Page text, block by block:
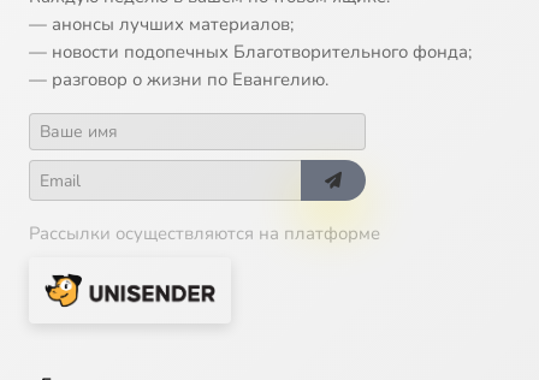
— анонсы лучших материалов;
— новости подопечных Благотворительного фонда;
— разговор о жизни по Евангелию.
Рассылки осуществляются на платформе